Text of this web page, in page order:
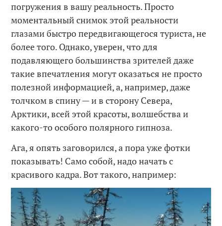
погружения в вашу реальность. Просто
моментальный снимок этой реальности
глазами быстро передвигающегося туриста, не
более того. Однако, уверен, что для
подавляющего большинства зрителей даже
такие впечатления могут оказаться не просто
полезной информацией, а, например, даже
толчком в спину — и в сторону Севера,
Арктики, всей этой красоты, волшебства и
какого-то особого полярного гипноза.
Ага, я опять заговорился, а пора уже фотки
показывать! Само собой, надо начать с
красивого кадра. Вот такого, например: